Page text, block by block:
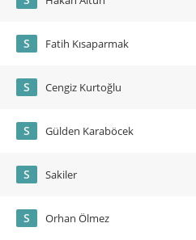
S Fatih Kısaparmak
S Cengiz Kurtoğlu
S Gülden Karaböcek
S Sakiler
S Orhan Ölmez